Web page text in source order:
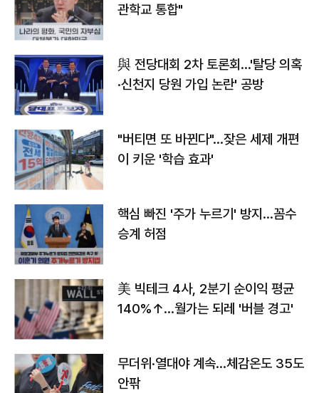
관학교 통합"
與 전당대회 2차 토론회…'탈당 의혹
·신천지 당원 가입 논란' 공방
"버티면 또 바뀐다"…잦은 세제 개편
이 키운 '학습 효과'
핵심 빠진 '주가 누르기' 방지…꼼수
승계 허점
美 빅테크 4사, 2분기 순이익 평균
140%↑…월가는 되레 '버블 경고'
무더위·열대야 계속…체감온도 35도
안팎